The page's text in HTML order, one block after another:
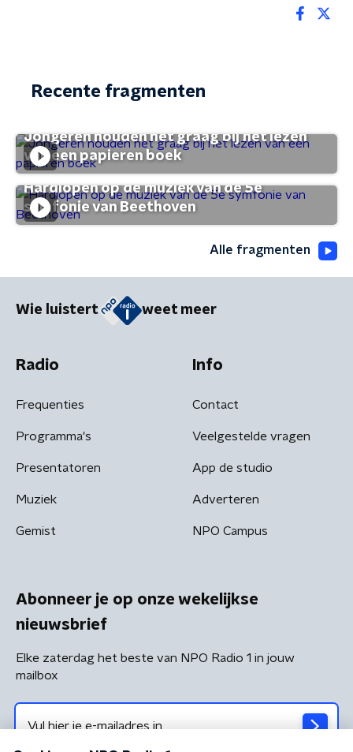
Recente fragmenten
Jongeren houden het graag bij het lezen
van een papieren boek
Hardlopen op de muziek van de 5e
symfonie van Beethoven
Alle fragmenten
Wie luistert weet meer
Radio
Frequenties
Programma's
Presentatoren
Muziek
Gemist
Info
Contact
Veelgestelde vragen
App de studio
Adverteren
NPO Campus
Abonneer je op onze wekelijkse
nieuwsbrief
Elke zaterdag het beste van NPO Radio 1 in jouw
mailbox